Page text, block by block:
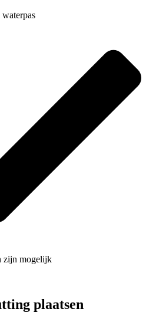
zijn mogelijk
plaatsen